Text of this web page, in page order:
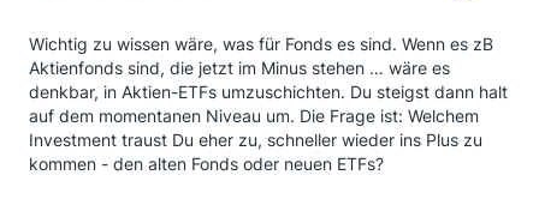
Wichtig zu wissen wäre, was für Fonds es sind. Wenn es zB
Aktienfonds sind, die jetzt im Minus stehen … wäre es
denkbar, in Aktien-ETFs umzuschichten. Du steigst dann halt
auf dem momentanen Niveau um. Die Frage ist: Welchem
Investment traust Du eher zu, schneller wieder ins Plus zu
kommen - den alten Fonds oder neuen ETFs?